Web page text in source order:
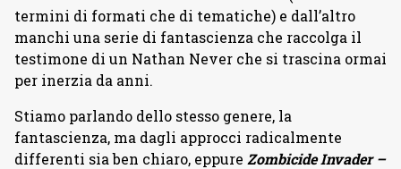
termini di formati che di tematiche) e dall’altro
manchi una serie di fantascienza che raccolga il
testimone di un Nathan Never che si trascina ormai
per inerzia da anni.
Stiamo parlando dello stesso genere, la
fantascienza, ma dagli approcci radicalmente
differenti sia ben chiaro, eppure Zombicide Invader –